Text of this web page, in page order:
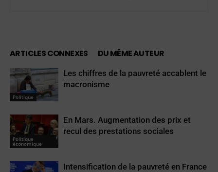
ARTICLES CONNEXES DU MÊME AUTEUR
Politique
Les chiffres de la pauvreté accablent le
macronisme
Politique
économique
En Mars. Augmentation des prix et
recul des prestations sociales
Intensification de la pauvreté en France